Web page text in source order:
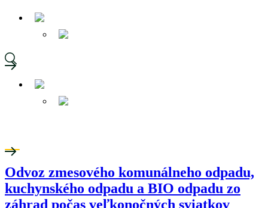
Odvoz zmesového komunálneho odpadu,
kuchynského odpadu a BIO odpadu zo
záhrad počas veľkonočných sviatkov